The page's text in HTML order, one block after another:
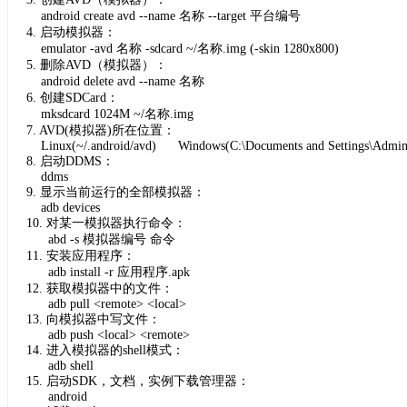
android create avd --name 名称 --target 平台编号
4. 启动模拟器：
emulator -avd 名称 -sdcard ~/名称.img (-skin 1280x800)
5. 删除AVD（模拟器）：
android delete avd --name 名称
6. 创建SDCard：
mksdcard 1024M ~/名称.img
7. AVD(模拟器)所在位置：
Linux(~/.android/avd) Windows(C:\Documents and
8. 启动DDMS：
ddms
9. 显示当前运行的全部模拟器：
adb devices
10. 对某一模拟器执行命令：
abd -s 模拟器编号 命令
11. 安装应用程序：
adb install -r 应用程序.apk
12. 获取模拟器中的文件：
adb pull <remote> <local>
13. 向模拟器中写文件：
adb push <local> <remote>
14. 进入模拟器的shell模式：
adb shell
15. 启动SDK，文档，实例下载管理器：
android